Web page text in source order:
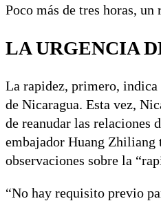
Poco más de tres horas, un
LA URGENCIA
La rapidez, primero,
de Nicaragua. Esta vez,
de reanudar las relaciones
embajador Huang Zhiliang
observaciones sobre la
“No hay requisito previo